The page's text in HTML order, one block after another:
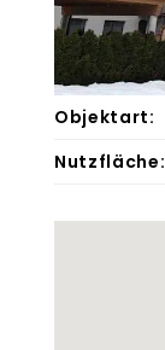
Objektart:
Nutzfläche: